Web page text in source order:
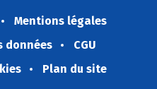
Mentions légales
données
CGU
Plan du site